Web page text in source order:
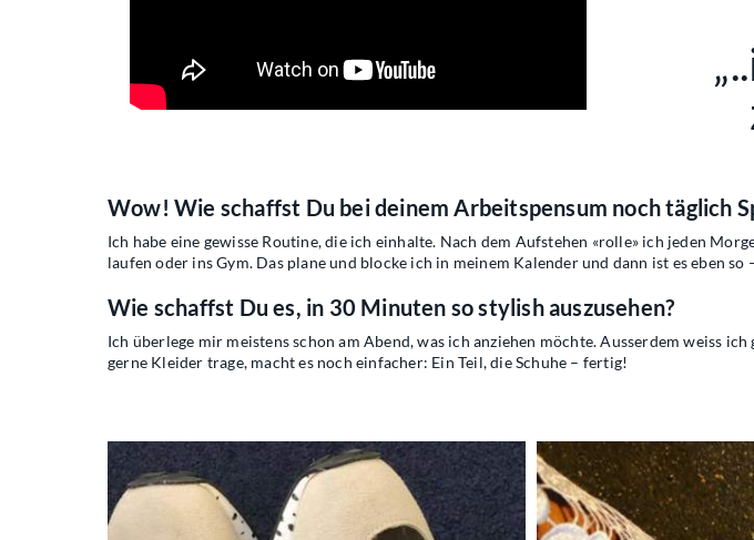
Wow! Wie schaffst Du bei deinem Arbeitspensum noch täglich
Ich habe eine gewisse Routine, die ich einhalte. Nach dem Aufstehen «rolle» ich jeden
laufen oder ins Gym. Das plane und blocke ich in meinem Kalender und dann ist es eben so
Wie schaffst Du es, in 30 Minuten so stylish auszusehen?
Ich überlege mir meistens schon am Abend, was ich anziehen möchte. Ausserdem weiss
gerne Kleider trage, macht es noch einfacher: Ein Teil, die Schuhe – fertig!